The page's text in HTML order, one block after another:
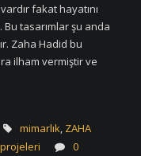
fakat hayatını
tasarımlar şu anda
Zaha Hadid bu
ilham vermiştir ve
mimarlık, ZAHA
0